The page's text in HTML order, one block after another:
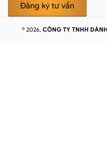
Đăng ký tư vấn
© 2026, CÔNG TY TNHH